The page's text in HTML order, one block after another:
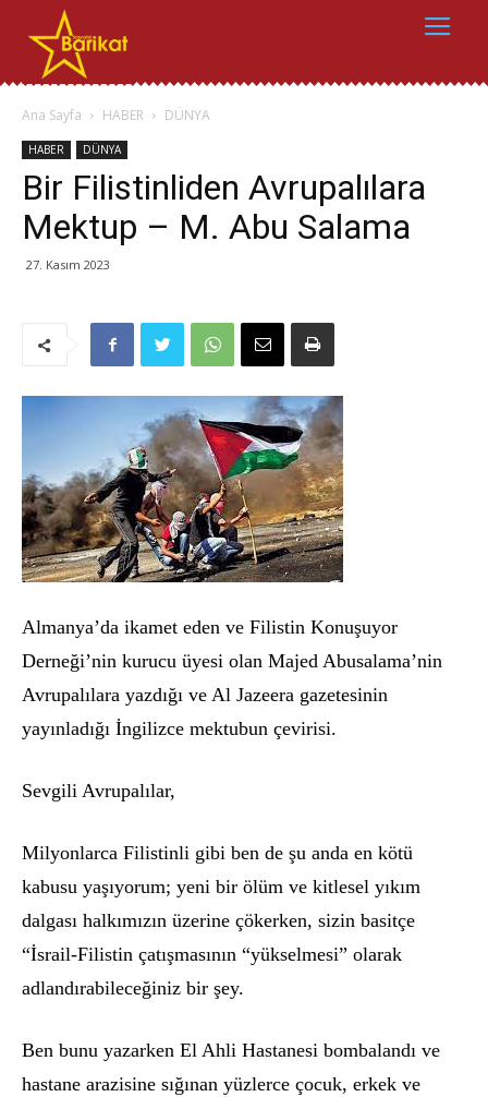
Ana Sayfa HABER DÜNYA
HABER DÜNYA
Bir Filistinliden Avrupalılara
Mektup – M. Abu Salama
27. Kasım 2023
Almanya’da ikamet eden ve Filistin Konuşuyor
Derneği’nin kurucu üyesi olan Majed Abusalama’nin
Avrupalılara yazdığı ve Al Jazeera gazetesinin
yayınladığı İngilizce mektubun çevirisi.
Sevgili Avrupalılar,
Milyonlarca Filistinli gibi ben de şu anda en kötü
kabusu yaşıyorum; yeni bir ölüm ve kitlesel yıkım
dalgası halkımızın üzerine çökerken, sizin basitçe
“İsrail-Filistin çatışmasının “yükselmesi” olarak
adlandırabileceğiniz bir şey.
Ben bunu yazarken El Ahli Hastanesi bombalandı ve
hastane arazisine sığınan yüzlerce çocuk, erkek ve